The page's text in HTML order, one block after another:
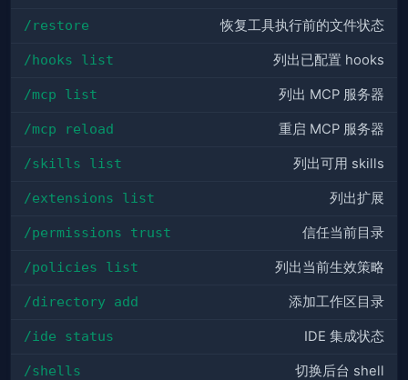
/restore 恢复工具执行前的文件状态
/hooks list 列出已配置 hooks
/mcp list 列出 MCP 服务器
/mcp reload 重启 MCP 服务器
/skills list 列出可用 skills
/extensions list 列出扩展
/permissions trust 信任当前目录
/policies list 列出当前生效策略
/directory add 添加工作区目录
/ide status IDE 集成状态
/shells 切换后台 shell